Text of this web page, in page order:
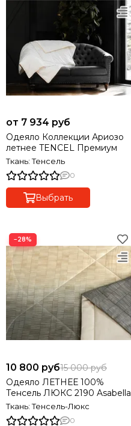
от 7 934 руб
Одеяло Коллекции Ариозо
летнее TENCEL Премиум
Ткань: Тенсель
0
Выбрать
−28%
10 800 руб15 000 руб
Одеяло ЛЕТНЕЕ 100%
Тенсель ЛЮКС 2190 Asabella
Ткань: Тенсель-Люкс
0